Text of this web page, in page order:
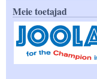
Meie toetajad